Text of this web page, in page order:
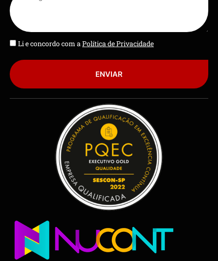
Li e concordo com aPolítica de Privacidade
ENVIAR